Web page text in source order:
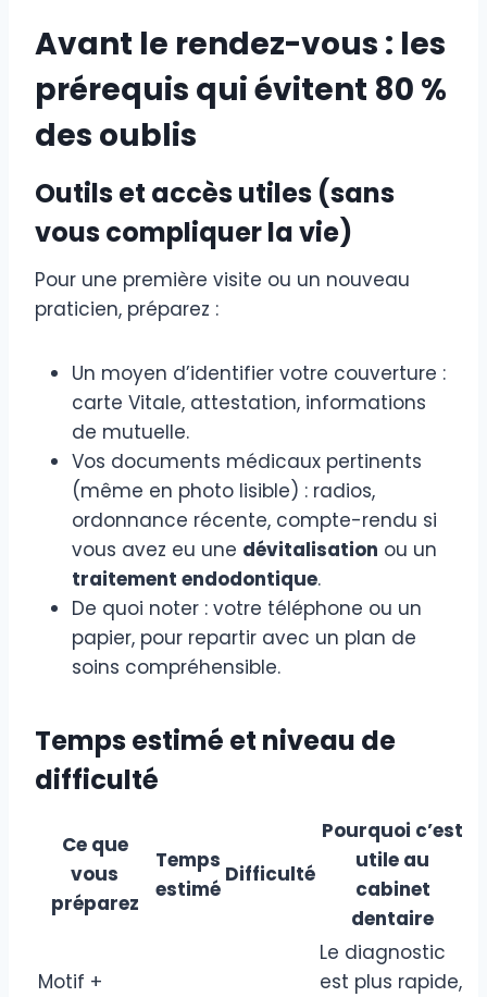
Avant le rendez-vous : les
prérequis qui évitent 80 %
des oublis
Outils et accès utiles (sans
vous compliquer la vie)
Pour une première visite ou un nouveau
praticien, préparez :
Un moyen d’identifier votre couverture :
carte Vitale, attestation, informations
de mutuelle.
Vos documents médicaux pertinents
(même en photo lisible) : radios,
ordonnance récente, compte-rendu si
vous avez eu une dévitalisation ou un
traitement endodontique.
De quoi noter : votre téléphone ou un
papier, pour repartir avec un plan de
soins compréhensible.
Temps estimé et niveau de
difficulté
Ce que
vous
préparez
Temps
estimé
Difficulté
Pourquoi c’est
utile au
cabinet
dentaire
Motif +
Le diagnostic
est plus rapide,